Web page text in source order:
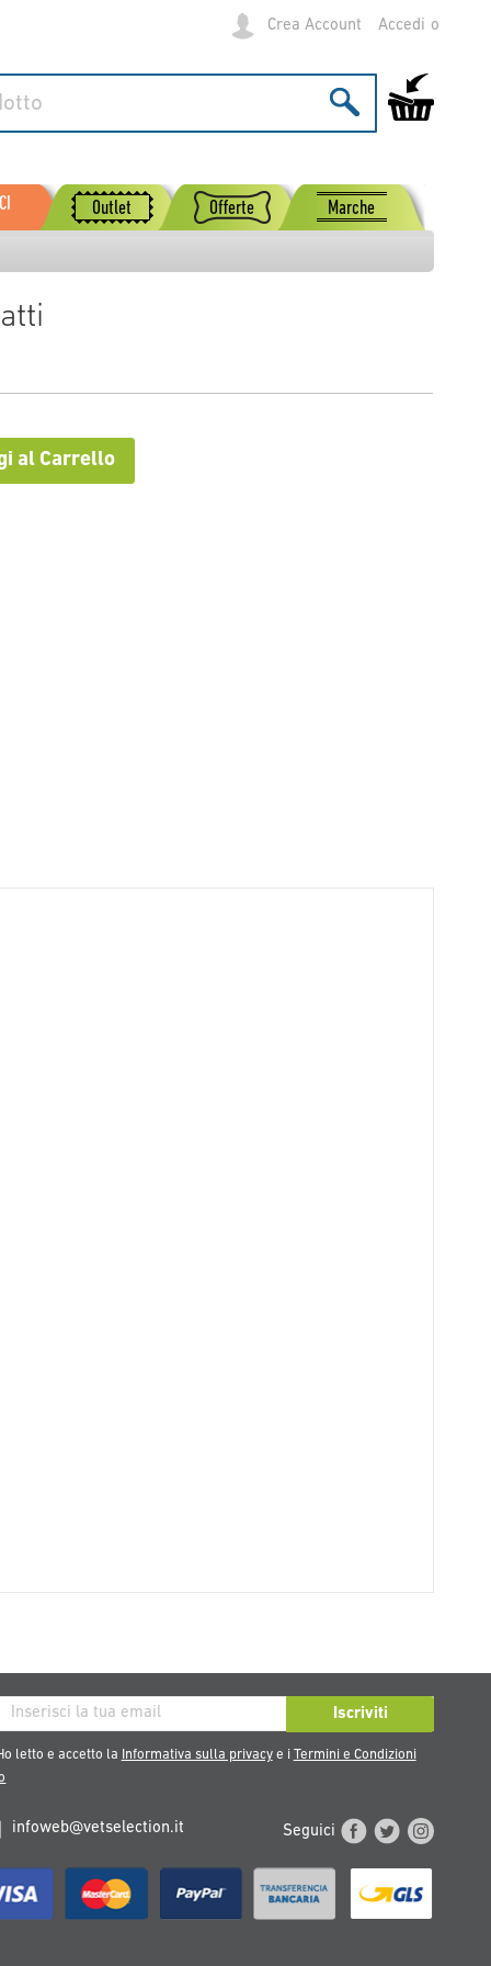
Crea Account Accedi
Carrello
Outlet Offerte Marche
al Carrello
Iscriviti
letto e accetto la Informativa sulla privacye i Termini e Condizioni
infoweb@vetselection.it Seguici